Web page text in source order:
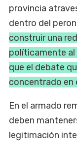
provincia
dentro del
construir una
políticamente
que el debate
concentrado en
En el armado
deben
legitimación